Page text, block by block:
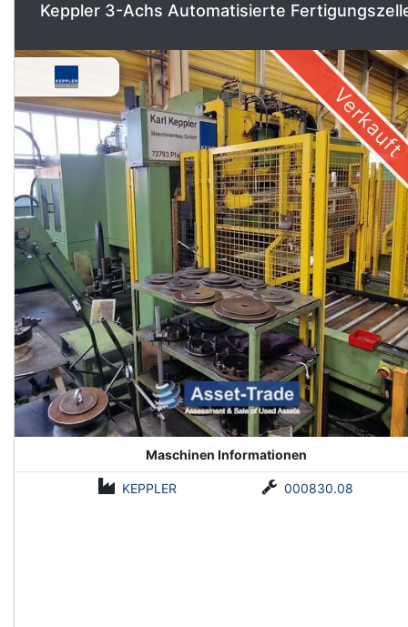
Keppler 3-Achs Automatisierte
Verkauft
Maschinen Informationen
KEPPLER 000830.08